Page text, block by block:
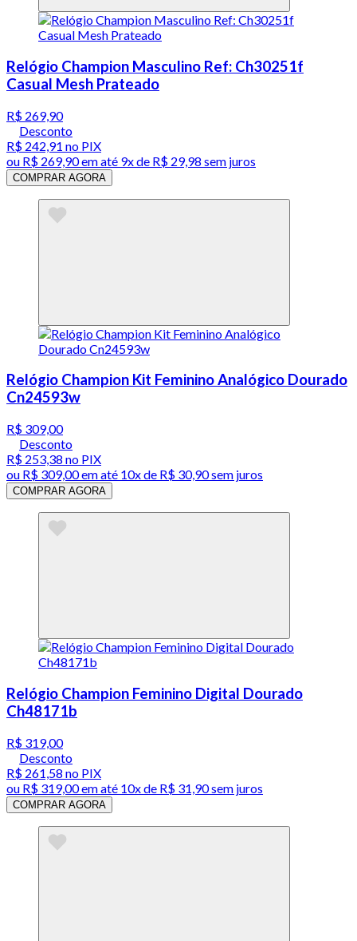
Relógio Champion Masculino Ref: Ch30251f
Casual Mesh Prateado
R$ 269,90
Desconto
R$ 242,91 no PIX
ou R$ 269,90em até 9x de R$ 29,98 sem juros
COMPRAR AGORA
Relógio Champion Kit Feminino Analógico Dourado
Cn24593w
R$ 309,00
Desconto
R$ 253,38 no PIX
ou R$ 309,00em até 10x de R$ 30,90 sem juros
COMPRAR AGORA
Relógio Champion Feminino Digital Dourado
Ch48171b
R$ 319,00
Desconto
R$ 261,58 no PIX
ou R$ 319,00em até 10x de R$ 31,90 sem juros
COMPRAR AGORA